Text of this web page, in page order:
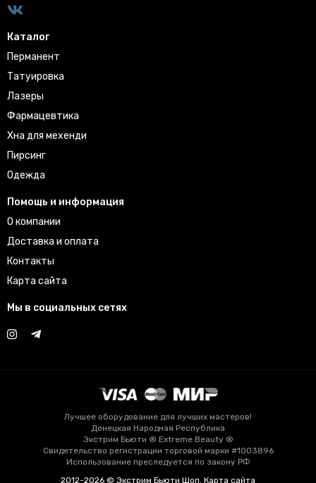
Каталог
Перманент
Татуировка
Лазеры
Фармацевтика
Хна для мехенди
Пирсинг
Одежда
Помощь и информация
О компании
Доставка и оплата
Контакты
Карта сайта
Мы в социальных сетях
Лучшее оборудование для лучших мастеров!
Донецкая Народная Республика
Экстрим Бьюти ® Extreme Beauty ®
Свидетельство регистрации торговой марки #1003896
Использование преследуется по закону РФ
2012-2026 © Экстрим Бьюти Шоп. Карта сайта